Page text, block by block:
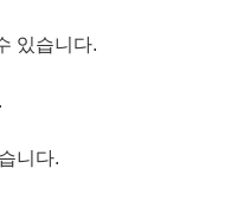
있습니다.
니다.